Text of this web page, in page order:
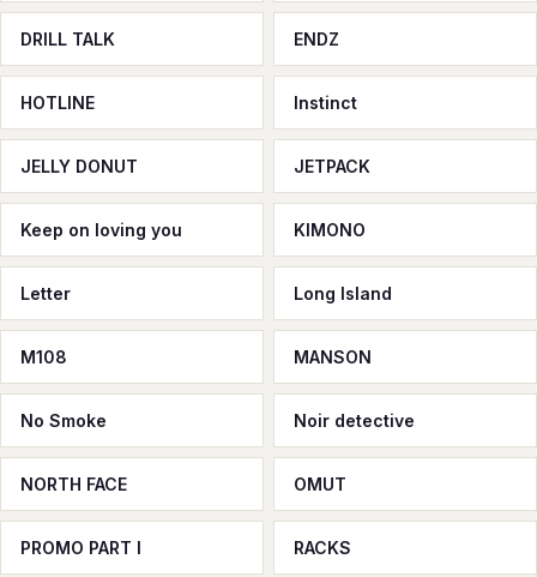
DRILL TALK ENDZ
HOTLINE Instinct
JELLY DONUT JETPACK
Keep on loving you KIMONO
Letter Long Island
M108 MANSON
No Smoke Noir detective
NORTH FACE OMUT
PROMO PART I RACKS